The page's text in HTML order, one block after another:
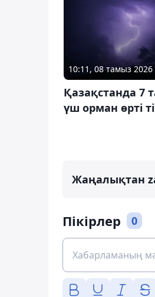
10:11, 08 тамыз 2026
Қазақстанда 7
үш орман өрті
Жаңалықтан
Пікірлер 0